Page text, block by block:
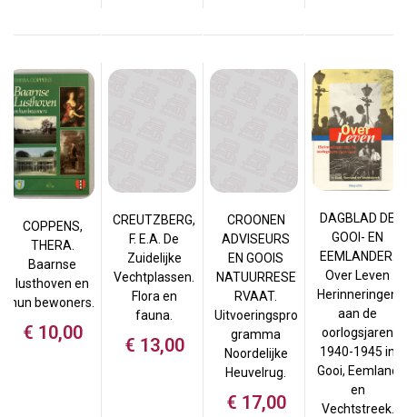
COPPENS,
THERA.
Baarnse
lusthoven en
hun bewoners.
€ 10,00
CREUTZBERG,
F. E.A. De
Zuidelijke
Vechtplassen.
Flora en
fauna.
€ 13,00
CROONEN
ADVISEURS
EN GOOIS
NATUURRESE
RVAAT.
Uitvoeringspro
gramma
Noordelijke
Heuvelrug.
€ 17,00
DAGBLAD DE
GOOI- EN
EEMLANDER.
Over Leven
Herinneringen
aan de
oorlogsjaren
1940-1945 in
Gooi, Eemland
en
Vechtstreek.